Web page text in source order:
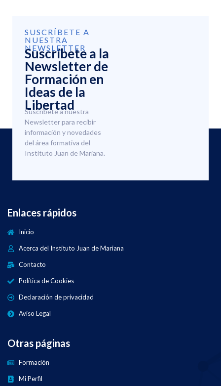
SUSCRÍBETE A
NUESTRA
NEWSLETTER
Suscríbete a la
Newsletter de
Formación en
Ideas de la
Libertad
Suscríbete a nuestra
Newsletter para recibir
información y novedades
del área formativa del
Instituto Juan de Mariana.
Enlaces rápidos
Inicio
Acerca del Instituto Juan de Mariana
Contacto
Política de Cookies
Declaración de privacidad
Aviso Legal
Otras páginas
Formación
Mi Perfil